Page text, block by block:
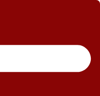
پرش